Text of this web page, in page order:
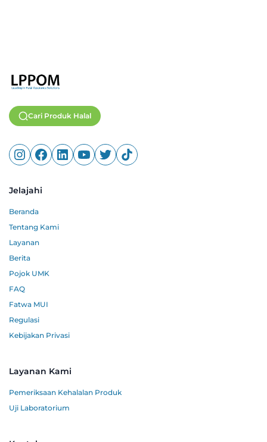
Cari Produk Halal
Jelajahi
Beranda
Tentang Kami
Layanan
Berita
Pojok UMK
FAQ
Fatwa MUI
Regulasi
Kebijakan Privasi
Layanan Kami
Pemeriksaan Kehalalan Produk
Uji Laboratorium